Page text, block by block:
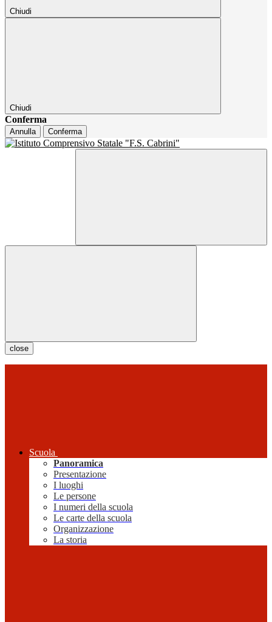
Chiudi
Chiudi
Conferma
Annulla Conferma
close
Scuola
Panoramica
Presentazione
I luoghi
Le persone
I numeri della scuola
Le carte della scuola
Organizzazione
La storia